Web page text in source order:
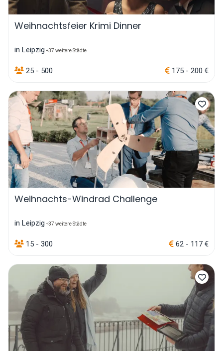
Weihnachtsfeier Krimi Dinner
in Leipzig +37 weitere Städte
25 - 500 175 - 200 €
Weihnachts-Windrad Challenge
in Leipzig +37 weitere Städte
15 - 300 62 - 117 €